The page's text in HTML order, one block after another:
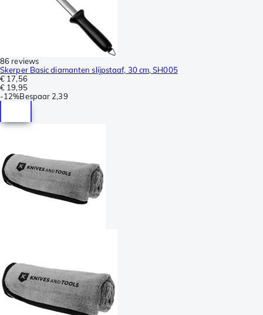
86 reviews
Skerper Basic diamanten slijpstaaf, 30 cm, SH005
€ 17,56
€ 19,95
-12%Bespaar 2,39